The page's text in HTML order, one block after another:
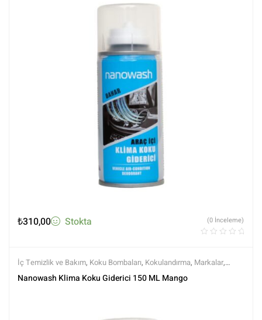
₺310,00 Stokta (0 İnceleme)
İç Temizlik ve Bakım, Koku Bombaları, Kokulandırma, Markalar,
nanowash,Tüm Ürünler,Tüm Ürünler
Nanowash Klima Koku Giderici 150 ML Mango